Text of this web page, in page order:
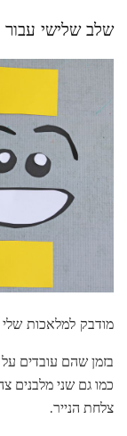
שלב שלישי עבור
מודבק למלאכות שלי
בזמן שהם עובדים
כמו גם שני מלבנים
צלחת הנייר.